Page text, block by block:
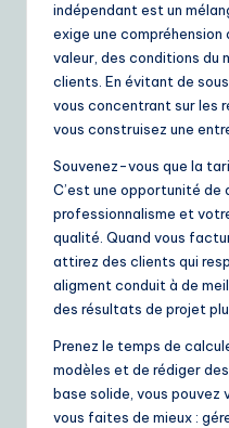
indépendant est un
exige une
valeur, des conditions du
clients. En évitant de
vous concentrant sur les
vous construisez une
Souvenez-vous que la
C’est une opportunité de
professionnalisme et
qualité. Quand vous
attirez des clients qui
aligment conduit à de
des résultats de projet
Prenez le temps de
modèles et de rédiger
base solide, vous pouvez
vous faites de mieux :